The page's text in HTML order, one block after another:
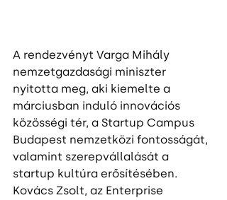
A rendezvényt Varga Mihály
nemzetgazdasági miniszter
nyitotta meg, aki kiemelte a
márciusban induló innovációs
közösségi tér, a Startup Campus
Budapest nemzetközi fontosságát,
valamint szerepvállalását a
startup kultúra erősítésében.
Kovács Zsolt, az Enterprise